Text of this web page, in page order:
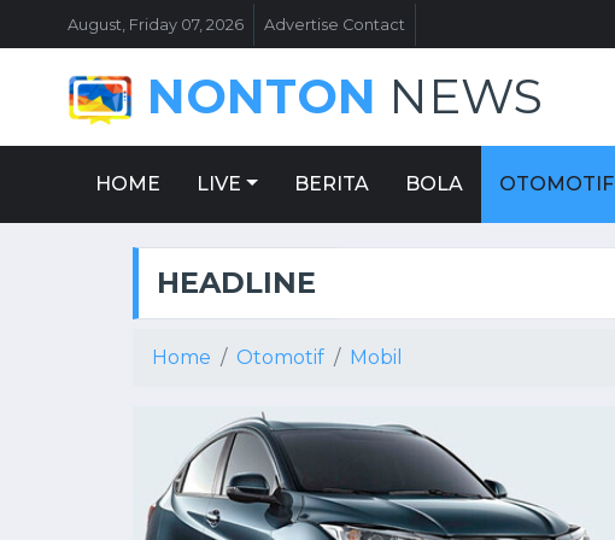
August, Friday 07, 2026 Advertise Contact
NONTON NEWS
HOME LIVE BERITA BOLA OTOMOTIF
HEADLINE
Home Otomotif Mobil